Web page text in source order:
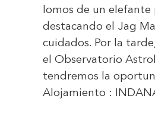
lomos de un elefante
destacando el Jag
cuidados. Por la
el Observatorio
tendremos la
Alojamiento :